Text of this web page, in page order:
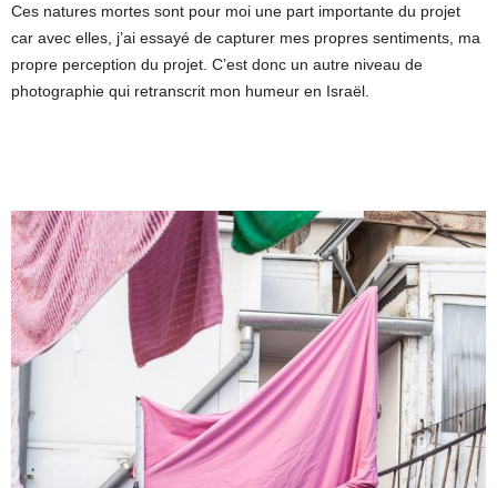
Ces natures mortes sont pour moi une part importante du projet
car avec elles, j’ai essayé de capturer mes propres sentiments, ma
propre perception du projet. C’est donc un autre niveau de
photographie qui retranscrit mon humeur en Israël.